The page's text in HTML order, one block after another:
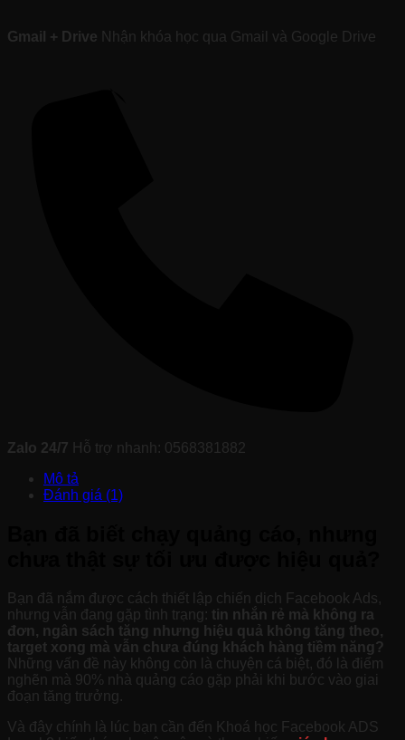
Gmail + Drive Nhận khóa học qua Gmail và Google Drive
Zalo 24/7 Hỗ trợ nhanh: 0568381882
Mô tả
Đánh giá (1)
Bạn đã nắm được cách thiết lập chiến dịch Facebook Ads,
nhưng vẫn đang gặp tình trạng: tin nhắn rẻ mà không ra
đơn, ngân sách tăng nhưng hiệu quả không tăng theo,
target xong mà vẫn chưa đúng khách hàng tiềm năng?
Những vấn đề này không còn là chuyện cá biệt, đó là điểm
nghẽn mà 90% nhà quảng cáo gặp phải khi bước vào giai
đoạn tăng trưởng.
Và đây chính là lúc bạn cần đến Khoá học Facebook ADS